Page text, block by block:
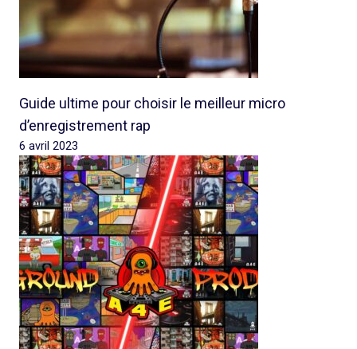
Guide ultime pour choisir le meilleur micro
d’enregistrement rap
6 avril 2023